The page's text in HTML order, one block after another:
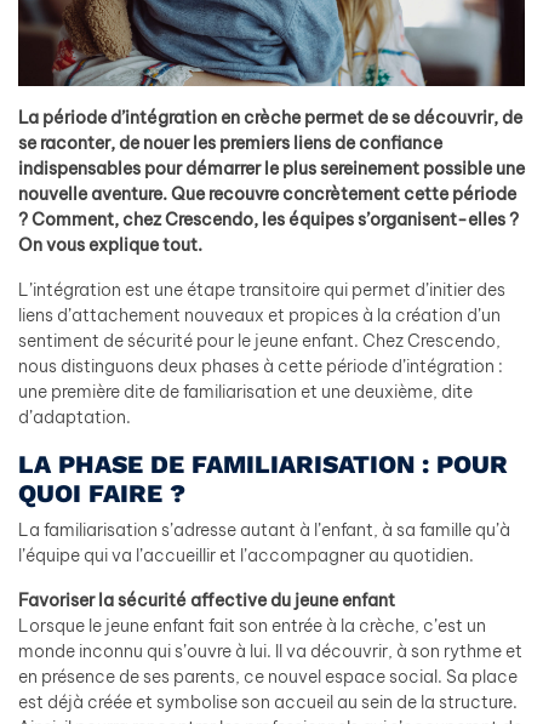
La période d’intégration en crèche permet de se découvrir, de
se raconter, de nouer les premiers liens de confiance
indispensables pour démarrer le plus sereinement possible une
nouvelle aventure. Que recouvre concrètement cette période
? Comment, chez Crescendo, les équipes s’organisent-elles ?
On vous explique tout.
L’intégration est une étape transitoire qui permet d’initier des
liens d’attachement nouveaux et propices à la création d’un
sentiment de sécurité pour le jeune enfant. Chez Crescendo,
nous distinguons deux phases à cette période d’intégration :
une première dite de familiarisation et une deuxième, dite
d’adaptation.
LA PHASE DE FAMILIARISATION : POUR
QUOI FAIRE ?
La familiarisation s’adresse autant à l’enfant, à sa famille qu’à
l’équipe qui va l’accueillir et l’accompagner au quotidien.
Favoriser la sécurité affective du jeune enfant
Lorsque le jeune enfant fait son entrée à la crèche, c’est un
monde inconnu qui s’ouvre à lui. Il va découvrir, à son rythme et
en présence de ses parents, ce nouvel espace social. Sa place
est déjà créée et symbolise son accueil au sein de la structure.